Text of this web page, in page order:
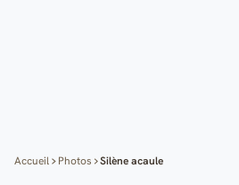
Accueil Photos Silène acaule